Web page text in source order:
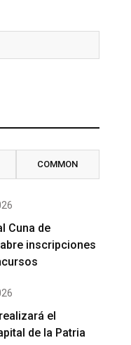
COMMON
Cuna de
inscripciones
el
de la Patria